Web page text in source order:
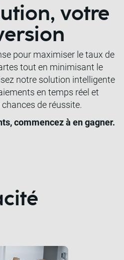
votre
pour maximiser le taux de
tout en minimisant le
notre solution intelligente
en temps réel et
de réussite.
commencez à en gagner.